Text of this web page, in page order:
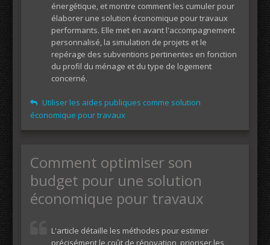
énergétique, et montre comment les cumuler pour
élaborer une solution économique pour travaux
performants. Elle met en avant l'accompagnement
personnalisé, la simulation de projets et le
repérage des subventions pertinentes en fonction
du profil du ménage et du type de logement
concerné.
Utiliser les aides publiques comme solution
économique pour travaux
Comment optimiser son
budget pour une solution
économique pour travaux
L'article détaille les méthodes pour estimer
précisément le coût de rénovation, prioriser les